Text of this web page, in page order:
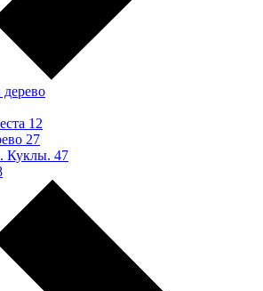
дерево
12
27
Куклы. 47